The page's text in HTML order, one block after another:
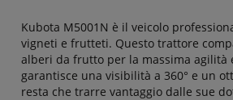
Kubota M5001N è il veicolo
vigneti e frutteti. Questo trattore
alberi da frutto per la massima agilità
garantisce una visibilità a 360° e un
resta che trarre vantaggio dalle sue